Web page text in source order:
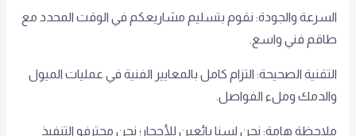
السرعة والجودة: نقوم بتسليم مشاريعكم في الوقت المحدد مع
طاقم فني واسع.
التقنية الصحيحة: التزام كامل بالمعايير الفنية في عمليات الميول
والدمك وملء الفواصل.
ملاحظة هامة: نحن لسنا بائعين للأحجار؛ نحن محترفو التنفيذ